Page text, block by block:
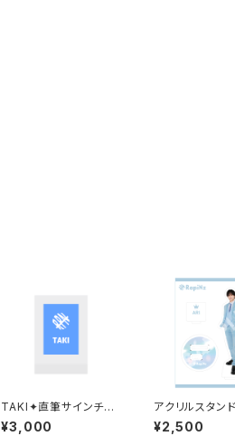
TAKI✦直筆サインチェ
キ/お名前入り
¥3,000
アクリルスタン
/ ARI
¥2,500